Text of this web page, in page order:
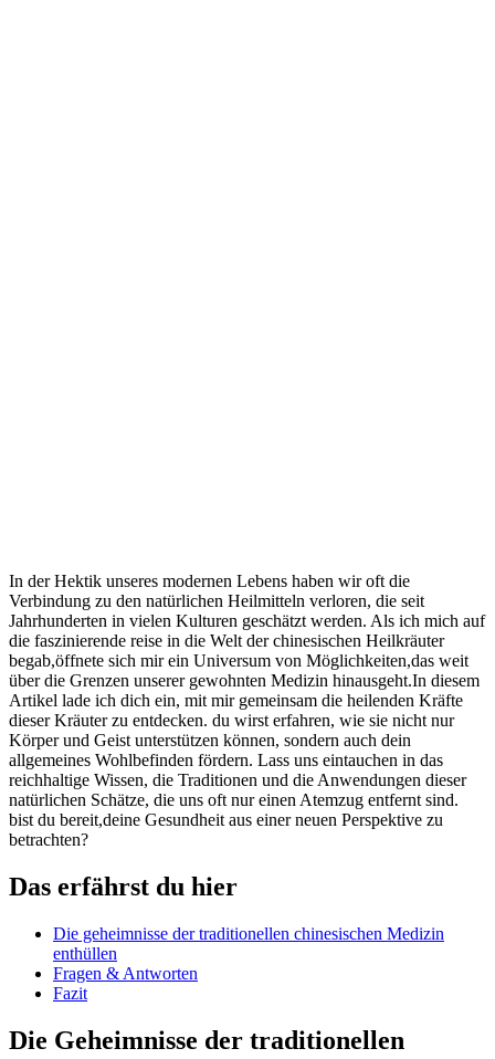
In der Hektik unseres⁤ modernen Lebens haben ‍wir​ oft die
Verbindung zu den​ natürlichen⁢ Heilmitteln ⁢verloren, die seit
⁢Jahrhunderten​ in vielen Kulturen‍ geschätzt werden.⁢ Als ich mich ⁣auf
die faszinierende reise in die Welt der chinesischen ‌Heilkräuter
begab,öffnete ‍sich⁢ mir ein​ Universum von Möglichkeiten,das weit
über die⁤ Grenzen unserer gewohnten Medizin⁣ hinausgeht.In diesem
Artikel lade ich ‌dich ein, ‌mit mir gemeinsam die heilenden Kräfte
dieser Kräuter ​zu entdecken. du wirst erfahren, wie sie nicht‍ nur
Körper und​ Geist unterstützen können, sondern ​auch dein
allgemeines Wohlbefinden fördern. Lass uns ‌eintauchen in⁢ das
reichhaltige Wissen, die Traditionen⁢ und die Anwendungen dieser
natürlichen Schätze, ‍die uns oft nur ‍einen Atemzug entfernt sind.
bist⁣ du bereit,deine Gesundheit​ aus‍ einer⁣ neuen Perspektive zu​
betrachten?
Das erfährst du ⁤hier
Die ⁤geheimnisse der traditionellen chinesischen⁢ Medizin
enthüllen
Fragen ‍& Antworten
Fazit
Die Geheimnisse der traditionellen